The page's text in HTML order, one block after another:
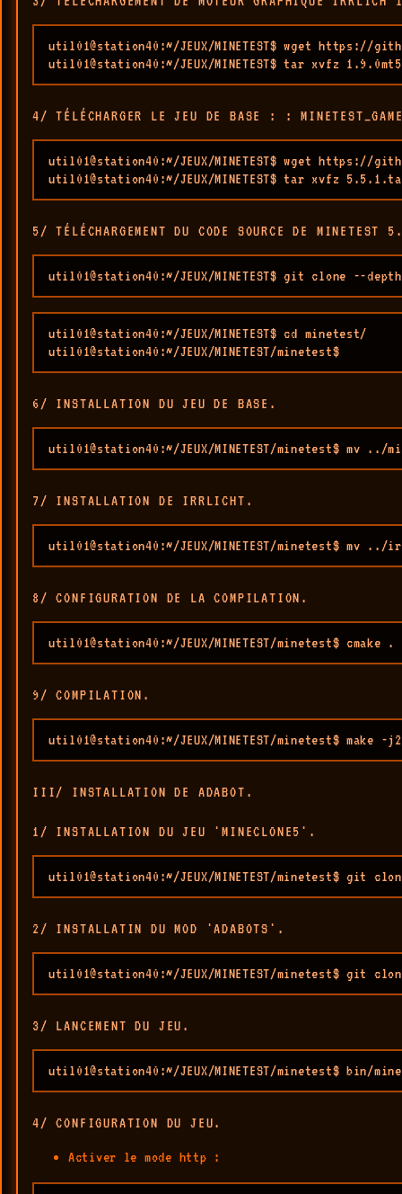
util01@station40:~/JEUX/MINETEST$ wget
util01@station40:~/JEUX/MINETEST$ tar xvfz
4/ TÉLÉCHARGER LE JEU DE BASE : :
util01@station40:~/JEUX/MINETEST$ wget https://
util01@station40:~/JEUX/MINETEST$ tar xvfz
5/ TÉLÉCHARGEMENT DU CODE SOURCE DE
util01@station40:~/JEUX/MINETEST$ git clone --
util01@station40:~/JEUX/MINETEST$ cd minetest/
util01@station40:~/JEUX/MINETEST/minetest$
6/ INSTALLATION DU JEU DE BASE.
7/ INSTALLATION DE IRRLICHT.
util01@station40:~/JEUX/MINETEST/minetest$
8/ CONFIGURATION DE LA COMPILATION.
util01@station40:~/JEUX/MINETEST/minetest$ cmake . -
9/ COMPILATION.
util01@station40:~/JEUX/MINETEST/minetest$ make -j2
III/ INSTALLATION DE ADABOT.
1/ INSTALLATION DU JEU 'MINECLONE5'.
util01@station40:~/JEUX/MINETEST/minetest$ git
2/ INSTALLATIN DU MOD 'ADABOTS'.
util01@station40:~/JEUX/MINETEST/minetest$ git
3/ LANCEMENT DU JEU.
util01@station40:~/JEUX/MINETEST/minetest$ bin/
4/ CONFIGURATION DU JEU.
Activer le mode http :